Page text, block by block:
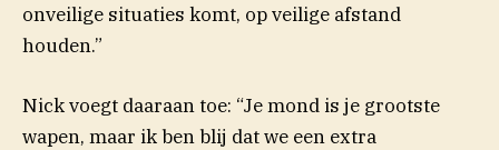
onveilige situaties komt, op veilige afstand
houden.”
Nick voegt daaraan toe: “Je mond is je grootste
wapen, maar ik ben blij dat we een extra